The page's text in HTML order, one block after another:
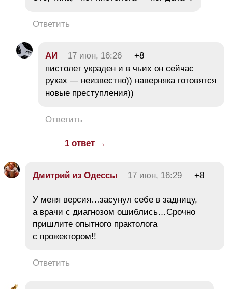
Ответить
АИ 17 июн, 16:26
+8
пистолет украден и в чьих он сейчас
руках — неизвестно)) наверняка готовятся
новые преступления))
Ответить
1 ответ →
Дмитрий из Одессы 17 июн, 16:29 +8
У меня версия…засунул себе в задницу,
а врачи с диагнозом ошиблись…Срочно
пришлите опытного практолога
с прожектором!!
Ответить